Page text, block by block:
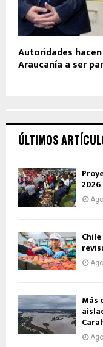
Autoridades
Araucanía a ser
ÚLTIMOS
Más